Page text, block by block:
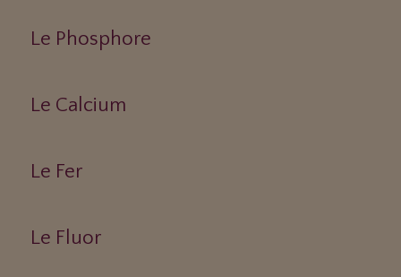
Le Phosphore
Le Calcium
Le Fer
Le Fluor